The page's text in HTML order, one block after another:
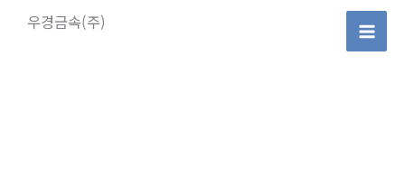
우경금속(주)
Main